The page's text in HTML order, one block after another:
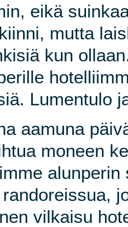
eikä
mutta
kun
Lumentulo
aamuna
moneen
alunperin
vilkaisu